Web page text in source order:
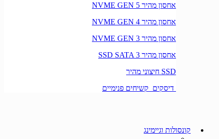
אחסון מהיר NVME GEN 5
אחסון מהיר NVME GEN 4
אחסון מהיר NVME GEN 3
אחסון מהיר SSD SATA 3
SSD חיצוני מהיר
דיסקים קשיחים פנימיים
קונסולות וגיימינג